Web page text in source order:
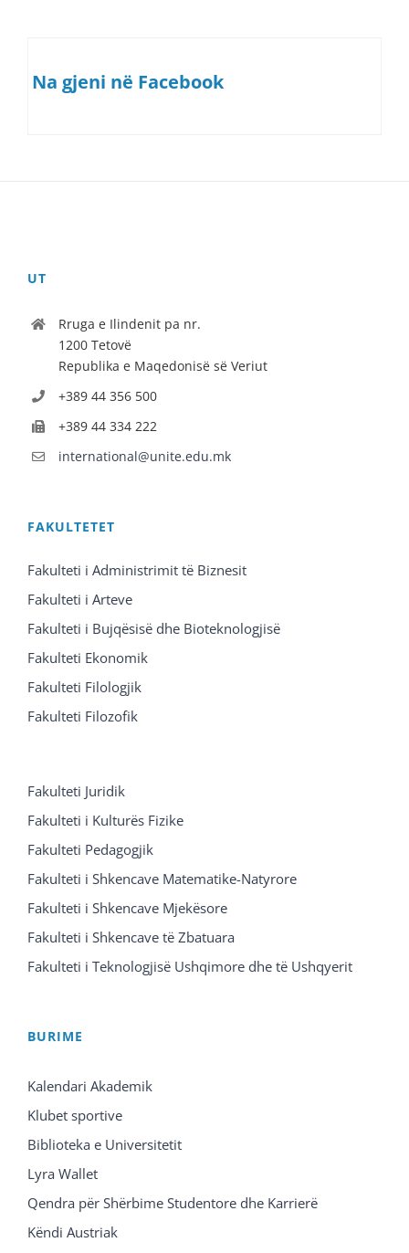
Na gjeni në Facebook
UT
Rruga e Ilindenit pa nr.
1200 Tetovë
Republika e Maqedonisë së Veriut
+389 44 356 500
+389 44 334 222
international@unite.edu.mk
FAKULTETET
Fakulteti i Administrimit të Biznesit
Fakulteti i Arteve
Fakulteti i Bujqësisë dhe Bioteknologjisë
Fakulteti Ekonomik
Fakulteti Filologjik
Fakulteti Filozofik
Fakulteti Juridik
Fakulteti i Kulturës Fizike
Fakulteti Pedagogjik
Fakulteti i Shkencave Matematike-Natyrore
Fakulteti i Shkencave Mjekësore
Fakulteti i Shkencave të Zbatuara
Fakulteti i Teknologjisë Ushqimore dhe të Ushqyerit
BURIME
Kalendari Akademik
Klubet sportive
Biblioteka e Universitetit
Lyra Wallet
Qendra për Shërbime Studentore dhe Karrierë
Këndi Austriak